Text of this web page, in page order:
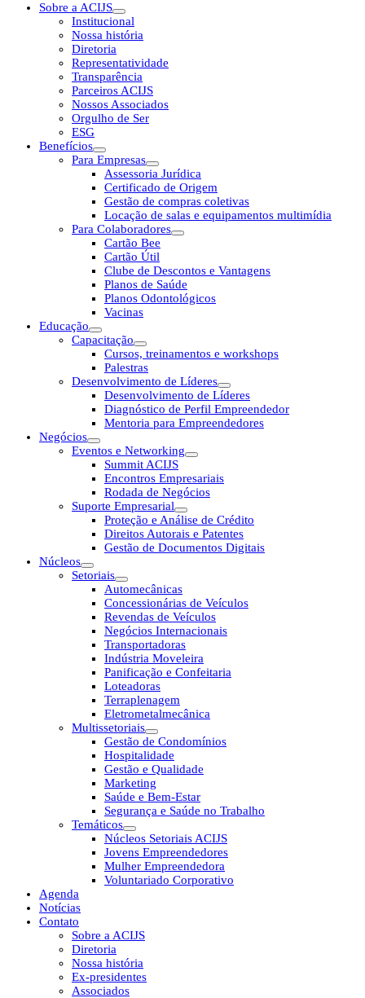
Sobre a ACIJS
Institucional
Nossa história
Diretoria
Representatividade
Transparência
Parceiros ACIJS
Nossos Associados
Orgulho de Ser
ESG
Benefícios
Para Empresas
Assessoria Jurídica
Certificado de Origem
Gestão de compras coletivas
Locação de salas e equipamentos multimídia
Para Colaboradores
Cartão Bee
Cartão Útil
Clube de Descontos e Vantagens
Planos de Saúde
Planos Odontológicos
Vacinas
Educação
Capacitação
Cursos, treinamentos e workshops
Palestras
Desenvolvimento de Líderes
Desenvolvimento de Líderes
Diagnóstico de Perfil Empreendedor
Mentoria para Empreendedores
Negócios
Eventos e Networking
Summit ACIJS
Encontros Empresariais
Rodada de Negócios
Suporte Empresarial
Proteção e Análise de Crédito
Direitos Autorais e Patentes
Gestão de Documentos Digitais
Núcleos
Setoriais
Automecânicas
Concessionárias de Veículos
Revendas de Veículos
Negócios Internacionais
Transportadoras
Indústria Moveleira
Panificação e Confeitaria
Loteadoras
Terraplenagem
Eletrometalmecânica
Multissetoriais
Gestão de Condomínios
Hospitalidade
Gestão e Qualidade
Marketing
Saúde e Bem-Estar
Segurança e Saúde no Trabalho
Temáticos
Núcleos Setoriais ACIJS
Jovens Empreendedores
Mulher Empreendedora
Voluntariado Corporativo
Agenda
Notícias
Contato
Sobre a ACIJS
Diretoria
Nossa história
Ex-presidentes
Associados